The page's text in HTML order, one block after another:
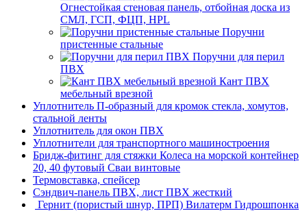
Огнестойкая стеновая панель, отбойная доска из
СМЛ, ГСП, ФЦП, HPL
Поручни
пристенные стальные
Поручни для перил
ПВХ
Кант ПВХ
мебельный врезной
Уплотнитель П-образный для кромок стекла, хомутов,
стальной ленты
Уплотнитель для окон ПВХ
Уплотнители для транспортного машиностроения
Бридж-фитинг для стяжки Колеса на морской контейнер
20, 40 футовый Сваи винтовые
Термовставка, спейсер
Сэндвич-панель ПВХ, лист ПВХ жесткий
Гернит (пористый шнур, ПРП) Вилатерм Гидрошпонка